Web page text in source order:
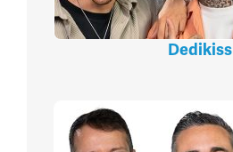
Dedikiss